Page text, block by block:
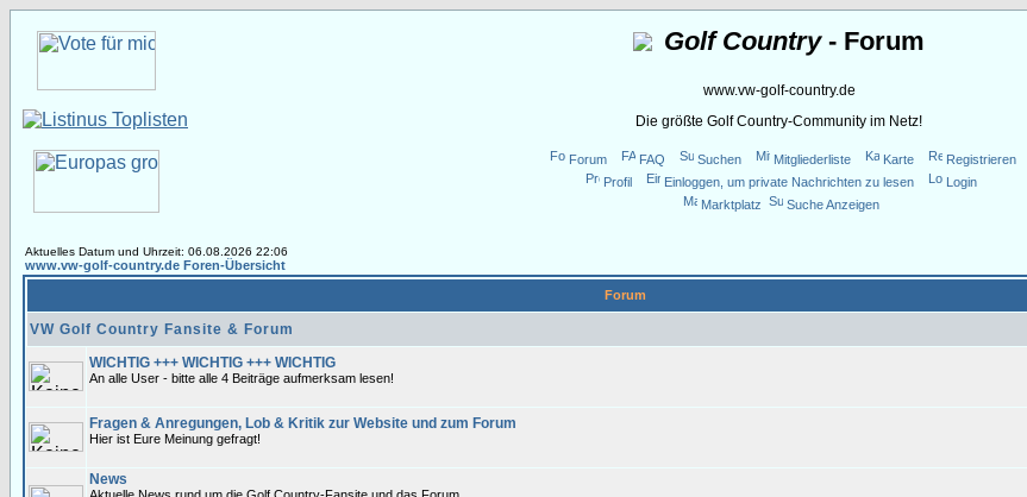
Golf Country- Forum
www.vw-golf-country.de
Die größte Golf Country-Community im Netz!
Forum FAQ Suchen Mitgliederliste Karte
Registrieren
Profil
Einloggen, um private Nachrichten zu lesen
Login
Marktplatz
Suche Anzeigen
Aktuelles Datum und Uhrzeit: 06.08.2026 22:06
www.vw-golf-country.de Foren-Übersicht
Forum
VW Golf Country Fansite & Forum
WICHTIG +++ WICHTIG +++ WICHTIG
An alle User - bitte alle 4 Beiträge aufmerksam lesen!
Fragen & Anregungen, Lob & Kritik zur Website und zum Forum
Hier ist Eure Meinung gefragt!
News